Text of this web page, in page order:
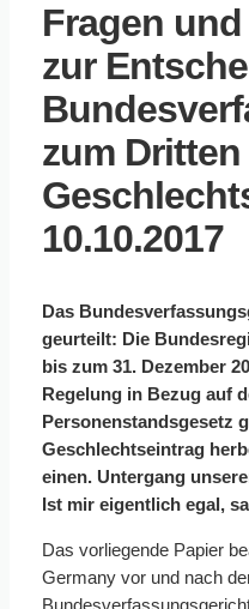
Fragen
zur
zum Dritten
10.10.2017
Das
geurteilt: Die
bis zum 31. Dezember
Regelung in Bezug auf
Personenstandsgesetz
Geschlechtseintrag
einen. Untergang
Ist mir eigentlich egal,
Das vorliegende Papier
Germany vor und nach